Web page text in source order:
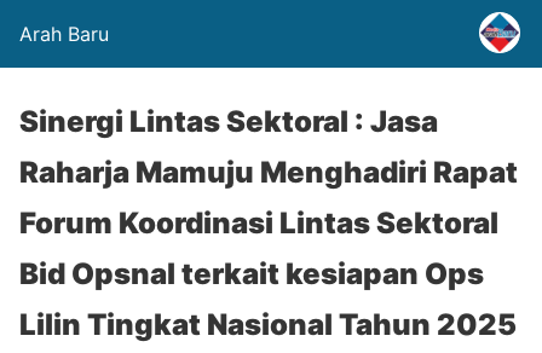
Arah Baru
Sinergi Lintas Sektoral : Jasa
Raharja Mamuju Menghadiri Rapat
Forum Koordinasi Lintas Sektoral
Bid Opsnal terkait kesiapan Ops
Lilin Tingkat Nasional Tahun 2025